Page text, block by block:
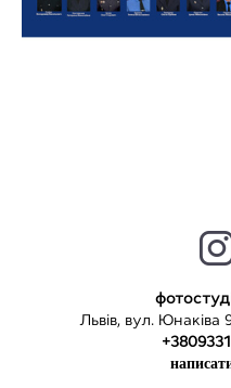
Львів, вул. Юнаківа